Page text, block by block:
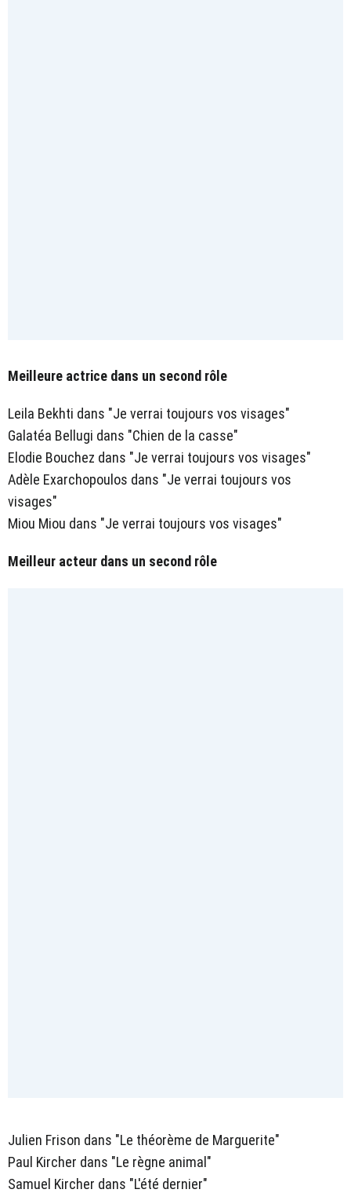
Meilleure actrice dans un second rôle
Leila Bekhti dans "Je verrai toujours vos visages"
Galatéa Bellugi dans "Chien de la casse"
Elodie Bouchez dans "Je verrai toujours vos visages"
Adèle Exarchopoulos dans "Je verrai toujours vos
visages"
Miou Miou dans "Je verrai toujours vos visages"
Meilleur acteur dans un second rôle
Julien Frison dans "Le théorème de Marguerite"
Paul Kircher dans "Le règne animal"
Samuel Kircher dans "L'été dernier"